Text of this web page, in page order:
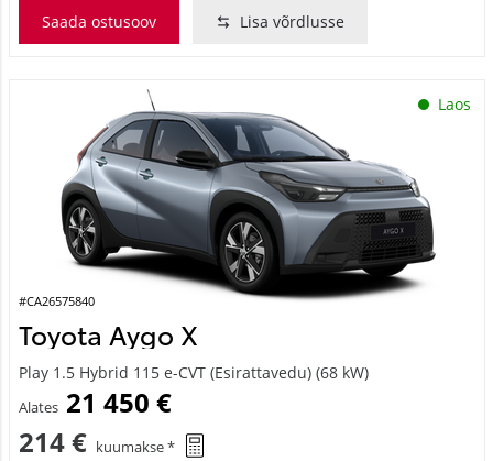
Saada ostusoov Lisa võrdlusse
Laos
#CA26575840
Toyota Aygo X
Play 1.5 Hybrid 115 e-CVT (Esirattavedu) (68 kW)
Alates 21 450 €
214 € kuumakse *